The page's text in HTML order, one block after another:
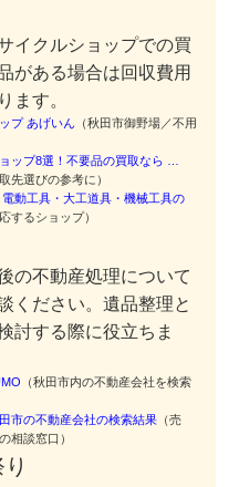
イクルショップでの買
がある場合は回収費用
ます。
プ あげいん （秋田市御野場／不用
ップ8選！不要品の買取なら …
先選びの参考に）
動工具・大工道具・機械工具の
するショップ）
の不動産処理について
ください。遺品整理と
討する際に役立ちま
（秋田市内の不動産会社を検索
市の不動産会社の検索結果 （売
相談窓口）